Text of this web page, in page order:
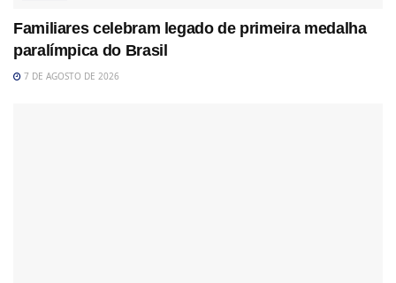
Familiares celebram legado de primeira medalha
paralímpica do Brasil
7 DE AGOSTO DE 2026